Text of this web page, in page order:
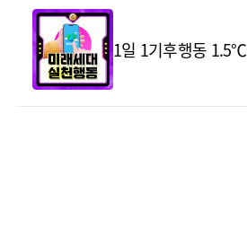
1일 1기후행동 1.5℃